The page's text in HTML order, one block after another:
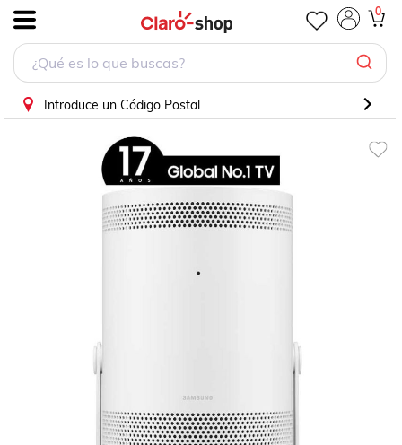
0
Introduce un Código Postal
Proyecto Freestyle Samsung 100 Fhd Sp-Lsp3Blaxzx